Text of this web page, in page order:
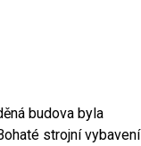
budova byla
strojní vybavení